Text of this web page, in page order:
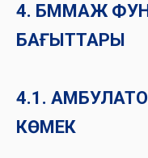
4. БММАЖ
БАҒЫТТАРЫ
4.1.
КӨМЕК